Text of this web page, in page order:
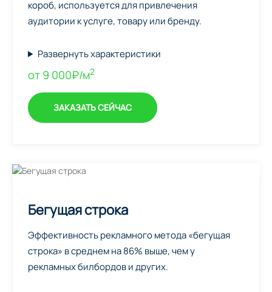
короб, используется для привлечения
аудитории к услуге, товару или бренду.
Развернуть характеристики
от 9 000₽/м2
ЗАКАЗАТЬ СЕЙЧАС
Бегущая строка
Эффективность рекламного метода «бегущая
строка» в среднем на 86% выше, чем у
рекламных билбордов и других.